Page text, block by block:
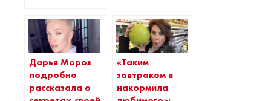
Дарья Мороз
подробно
рассказала о
«Таким
завтраком я
накормила